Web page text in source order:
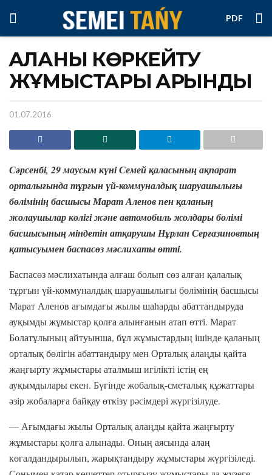
PDF
ҚАЛАНЫ КӨРКЕЙТУ
ЖҰМЫСТАРЫ ҚАРҚЫНДЫ
01.07.2016
Сәрсенбі, 29 маусым күні Семей қаласының ақпарат
орталығында тұрғын үй-коммуналдық шаруашылығы
бөлімінің басшысы Марат Аленов пен қаланың
жолаушылар көлігі және автомобиль жолдары бөлімі
басшысының міндетін атқарушы Нұрлан Серғазиновтың
қатысуымен баспасөз мәслихаты өтті.
Баспасөз мәслихатында алғаш болып сөз алған қалалық
тұрғын үй-коммуналдық шаруашылығы бөлімінің басшысы
Марат Аленов ағымдағы жылы шаһарды абаттандыруда
ауқымды жұмыстар қолға алынғанын атап өтті. Марат
Болатұлының айтуынша, бұл жұмыстардың ішінде қаланың
орталық бөлігін абаттандыру мен Орталық алаңды қайта
жаңғырту жұмыстары аталмыш игілікті істің ең
ауқымдылары екен. Бүгінде жобалық-сметалық құжаттары
әзір жобаларға байқау өткізу рәсімдері жүргізілуде.
— Ағымдағы жылы Орталық алаңды қайта жаңғырту
жұмыстары қолға алынады. Оның аясында алаң
көгалдандырылып, жарықтандыру жұмыстары жүргізіледі.